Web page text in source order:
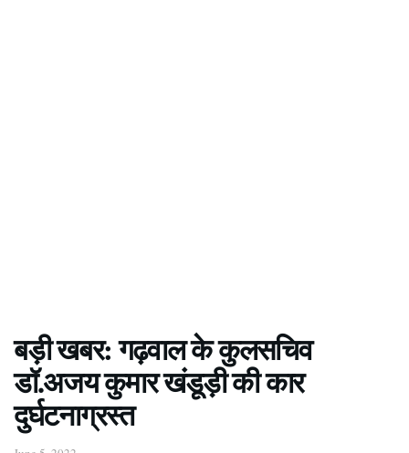
बड़ी खबर: गढ़वाल के कुलसचिव
डॉ.अजय कुमार खंडूड़ी की कार
दुर्घटनाग्रस्त